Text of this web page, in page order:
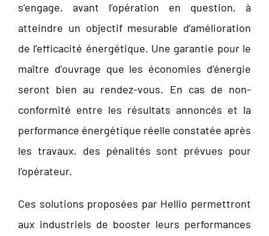
s’engage, avant l’opération en question, à
atteindre un objectif mesurable d’amélioration
de l’efficacité énergétique. Une garantie pour le
maître d’ouvrage que les économies d’énergie
seront bien au rendez-vous. En cas de non-
conformité entre les résultats annoncés et la
performance énergétique réelle constatée après
les travaux, des pénalités sont prévues pour
l’opérateur.
Ces solutions proposées par Hellio permettront
aux industriels de booster leurs performances